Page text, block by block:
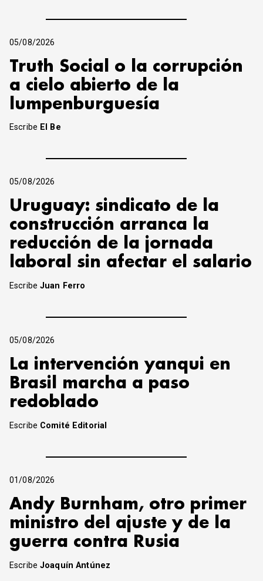
05/08/2026
Truth Social o la corrupción
a cielo abierto de la
lumpenburguesía
Escribe El Be
05/08/2026
Uruguay: sindicato de la
construcción arranca la
reducción de la jornada
laboral sin afectar el salario
EscribeJuan Ferro
05/08/2026
La intervención yanqui en
Brasil marcha a paso
redoblado
Escribe Comité Editorial
01/08/2026
Andy Burnham, otro primer
ministro del ajuste y de la
guerra contra Rusia
EscribeJoaquín Antúnez